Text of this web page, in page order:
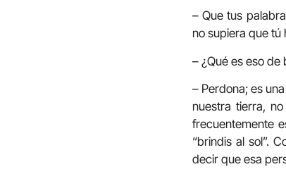
– Que tus
no supiera que tú
– ¿Qué es eso
– Perdona; es
nuestra tierra,
frecuentemente
“brindis al sol”.
decir que esa